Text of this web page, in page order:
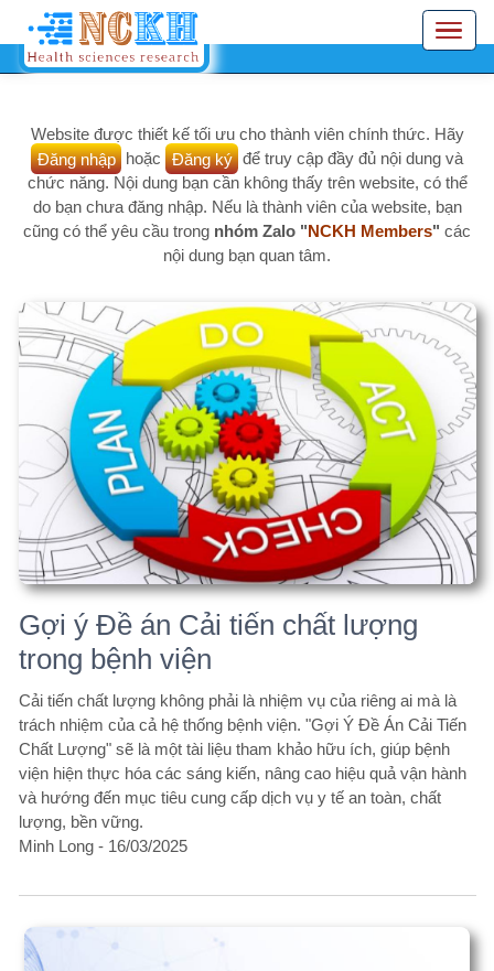
dung
Toggle
navigation
Đăng nhập hoặc Đăng ký để truy cập đầy đủ nội dung và
chức năng. Nội dung bạn cần không thấy trên website, có thể
do bạn chưa đăng nhập. Nếu là thành viên của website, bạn
cũng có thể yêu cầu trongnhóm Zalo "NCKH Members"các
nội dung bạn quan tâm.
Gợi ý Đề án Cải tiến chất lượng
trong bệnh viện
Cải tiến chất lượng không phải là nhiệm vụ của riêng ai mà là
trách nhiệm của cả hệ thống bệnh viện. "Gợi Ý Đề Án Cải Tiến
viện hiện thực hóa các sáng kiến, nâng cao hiệu quả vận hành
và hướng đến mục tiêu cung cấp dịch vụ y tế an toàn, chất
lượng, bền vững.
Minh Long -16/03/2025